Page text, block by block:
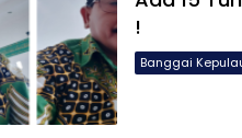
!
Banggai